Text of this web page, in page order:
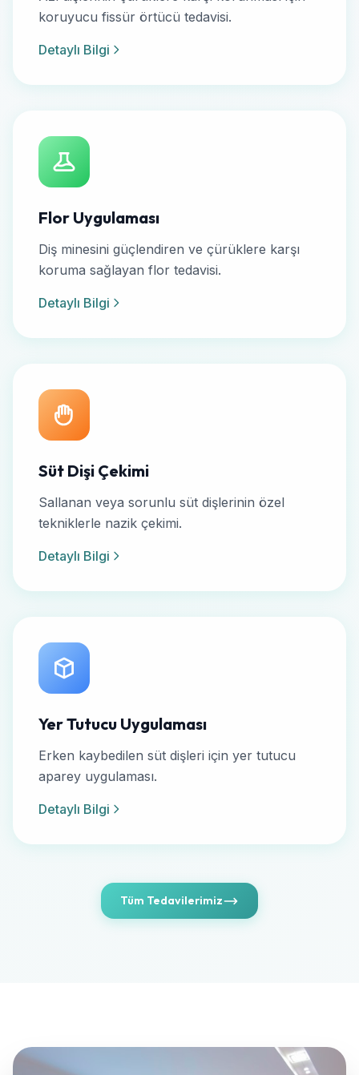
koruyucu fissür örtücü tedavisi.
Detaylı Bilgi
Flor Uygulaması
Diş minesini güçlendiren ve çürüklere karşı
koruma sağlayan flor tedavisi.
Detaylı Bilgi
Süt Dişi Çekimi
Sallanan veya sorunlu süt dişlerinin özel
tekniklerle nazik çekimi.
Detaylı Bilgi
Yer Tutucu Uygulaması
Erken kaybedilen süt dişleri için yer tutucu
aparey uygulaması.
Detaylı Bilgi
Tüm Tedavilerimiz